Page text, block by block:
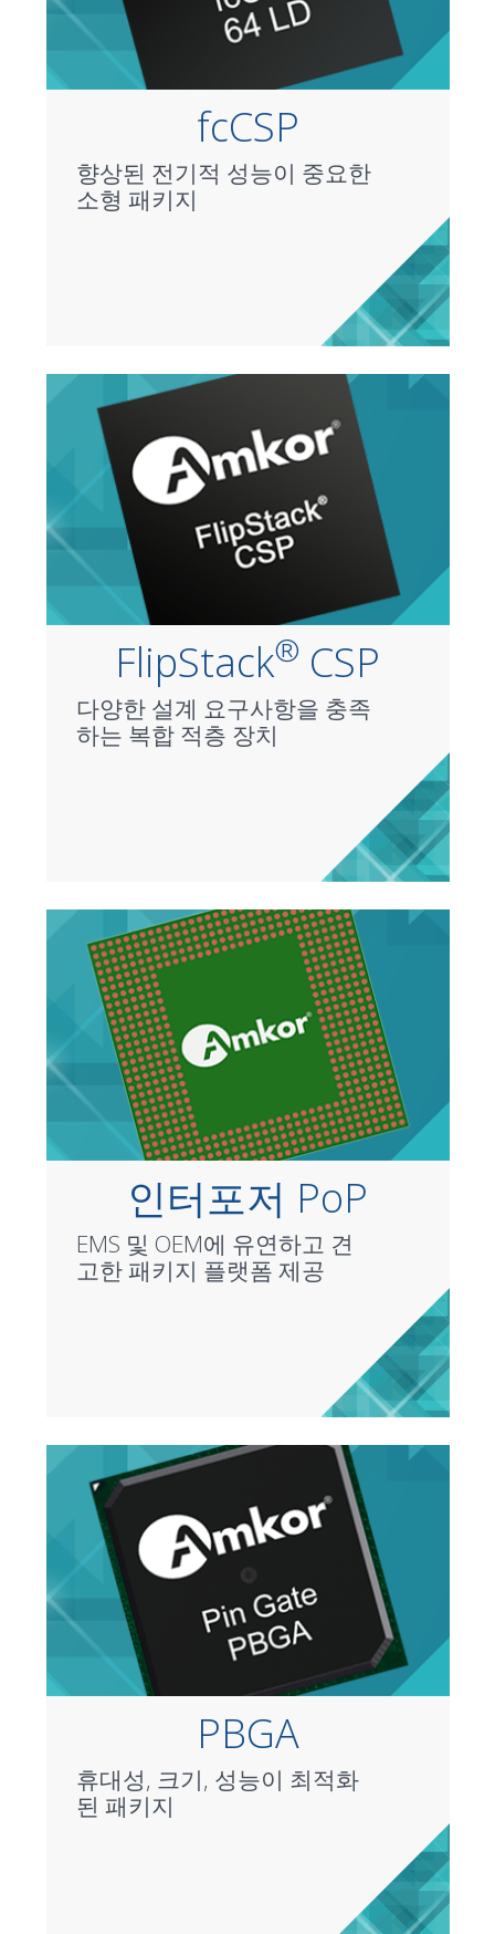
fcCSP
향상된 전기적 성능이 중요한
소형 패키지
FlipStack® CSP
다양한 설계 요구사항을 충족
하는 복합 적층 장치
인터포저 PoP
EMS 및 OEM에 유연하고 견
고한 패키지 플랫폼 제공
PBGA
휴대성, 크기, 성능이 최적화
된 패키지